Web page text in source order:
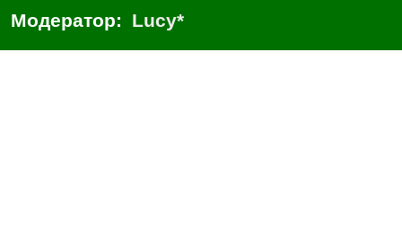
Модератор: Lucy*